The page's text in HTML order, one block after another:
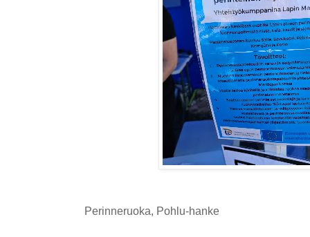
Perinneruoka, Pohlu-hanke